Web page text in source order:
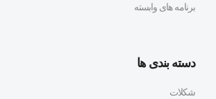
برنامه های وابسته
دسته بندی ها
شکلات